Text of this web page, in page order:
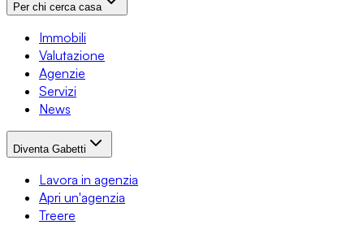
Per chi cerca casa
Immobili
Valutazione
Agenzie
Servizi
News
Diventa Gabetti
Lavora in agenzia
Apri un'agenzia
Treere